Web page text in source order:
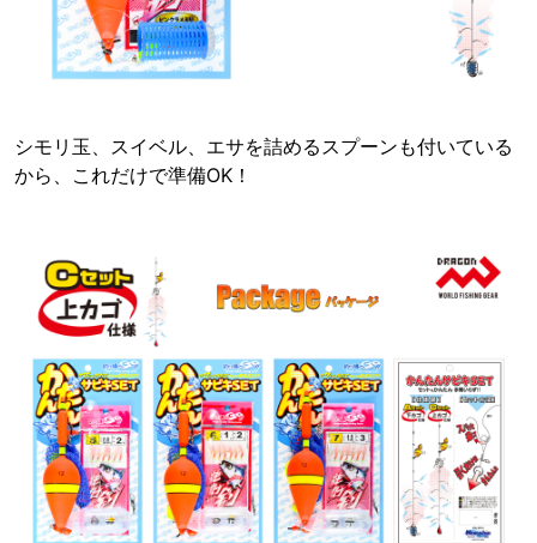
シモリ玉、スイベル、エサを詰めるスプーンも付いている
から、これだけで準備OK！